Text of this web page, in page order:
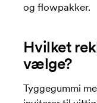
og flowpakker.
Hvilket
vælge?
Tyggegummi